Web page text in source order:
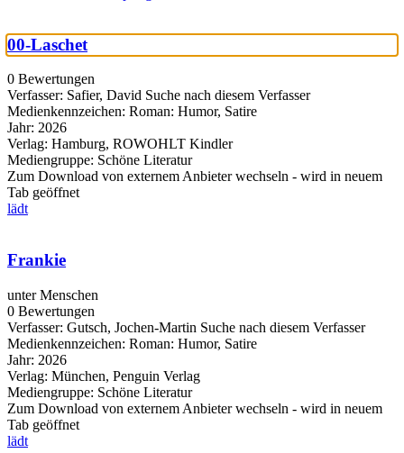
00-Laschet
0 Bewertungen
Verfasser: Safier, David Suche nach diesem Verfasser
Medienkennzeichen: Roman: Humor, Satire
Jahr: 2026
Verlag: Hamburg, ROWOHLT Kindler
Mediengruppe: Schöne Literatur
Zum Download von externem Anbieter wechseln - wird in neuem
Tab geöffnet
lädt
Frankie
unter Menschen
0 Bewertungen
Verfasser: Gutsch, Jochen-Martin Suche nach diesem Verfasser
Medienkennzeichen: Roman: Humor, Satire
Jahr: 2026
Verlag: München, Penguin Verlag
Mediengruppe: Schöne Literatur
Zum Download von externem Anbieter wechseln - wird in neuem
Tab geöffnet
lädt